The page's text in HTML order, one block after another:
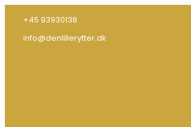
+45 93930138
info@denlillerytter.dk